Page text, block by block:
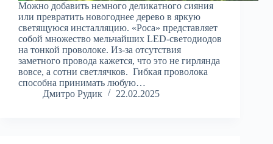
Можно добавить немного деликатного сияния
или превратить новогоднее дерево в яркую
светящуюся инсталляцию. «Роса» представляет
собой множество мельчайших LED-светодиодов
на тонкой проволоке. Из-за отсутствия
заметного провода кажется, что это не гирлянда
вовсе, а сотни светлячков. Гибкая проволока
способна принимать любую…
Дмитро Рудик
22.02.2025